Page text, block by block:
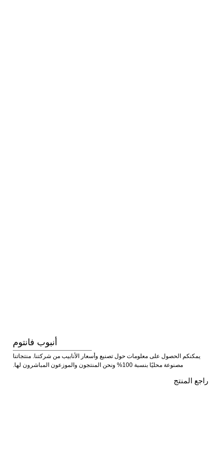
أنبوب فانتوم
يمكنكم الحصول على معلومات حول تصنيع وأسعار الأنابيب من شركتنا. منتجاتنا
مصنوعة محليًا بنسبة 100% ونحن المنتجون والموزعون المباشرون لها.
راجع المنتج